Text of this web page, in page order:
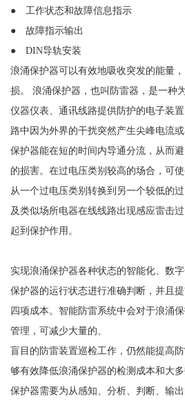
● 工作状态和故障信息指示
● 故障指示输出
● DIN导轨安装
浪涌保护器可以有效地吸收突发的能量
损。
浪涌保护器，也叫防雷器，是一种
仪器仪表、通讯线路提供防护的电子装
路中因为外界的干扰突然产生尖峰电流
保护器能在短的时间内导通分流，从而
的损害。在过电压类别较高的场合，可
从一个过电压类别转换到另一个较低的
及类似场所电器在线线路出现感应雷击
起到保护作用。
实现浪涌保护器各种状态的智能化、数
保护器的运行状态进行准确判断，并且
四项成本。智能防雷系统中会对于浪涌
管理，可减少大量的、
盲目的防雷装置巡检工作，仍然能提高
够有效降低浪涌保护器的检测成本和大
保护器需要为从感知、分析、判断、输